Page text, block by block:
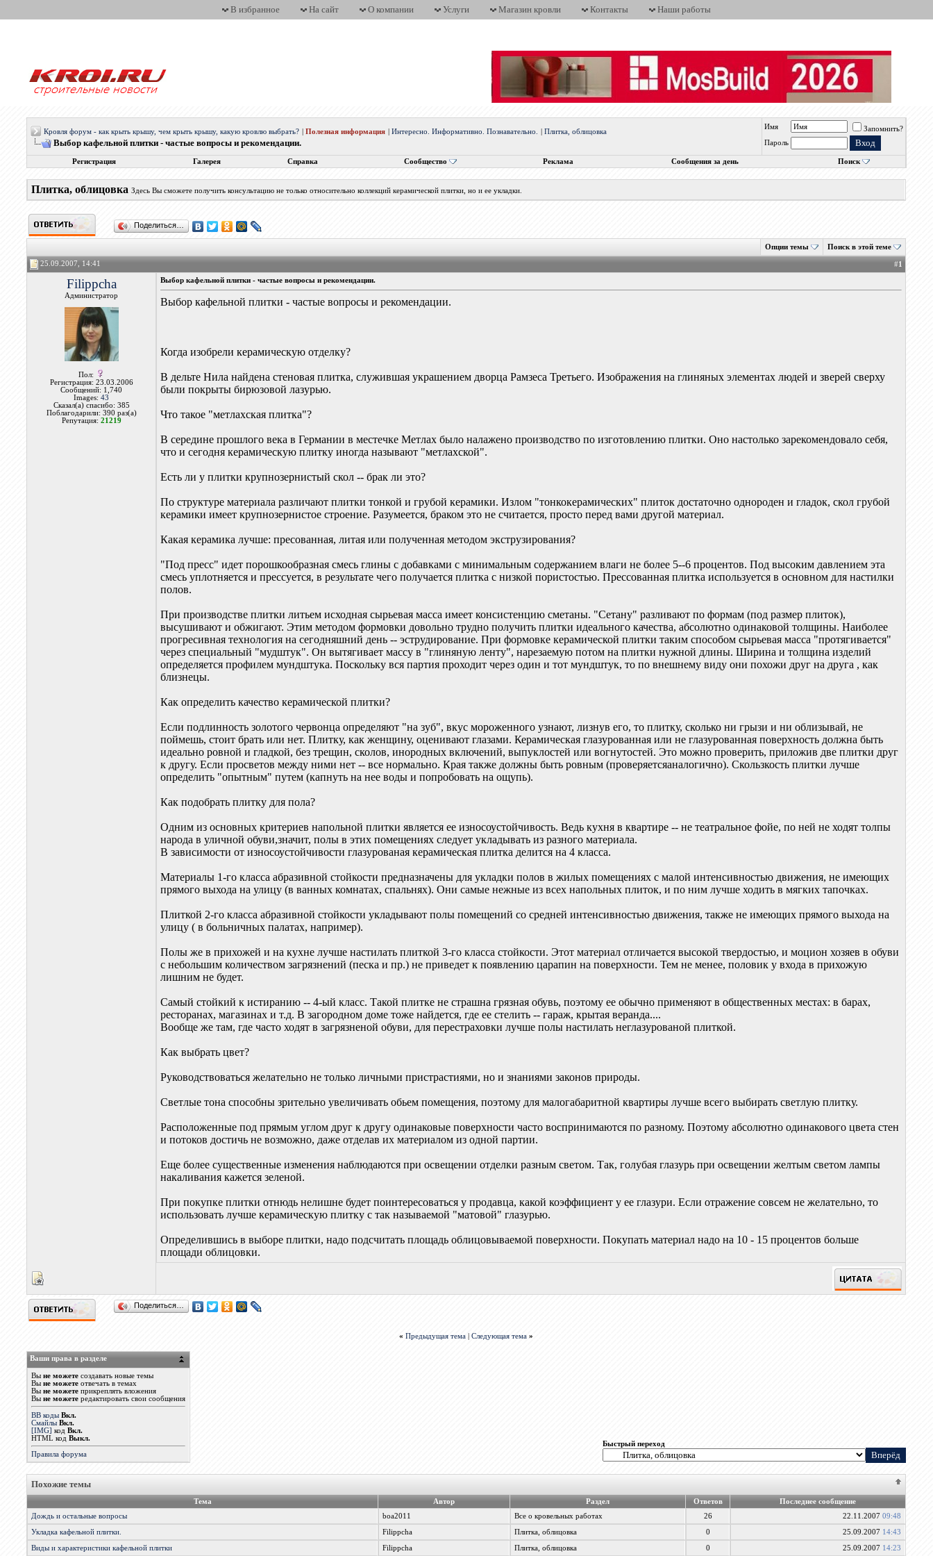
В избранное На сайт О компании Услуги Магазин кровли Контакты Наши работы
Кровля форум - как крыть крышу, чем крыть крышу, какую кровлю выбрать? |Полезная информация |Интересно. Информативно. Познавательно. |Плитка, облицовка
Выбор кафельной плитки - частые вопросы и рекомендации.
Имя
Запомнить?
Пароль
Регистрация Галерея Справка Сообщество Реклама Сообщения за день Поиск
Плитка, облицовка Здесь Вы сможете получить консультацию не только относительно коллекций керамической плитки, но и ее укладки.
Поделиться…
Опции темы Поиск в этой теме
25.09.2007, 14:41 #1
Filippcha
Администратор
Пол:
Регистрация: 23.03.2006
Сообщений: 1,740
Images:43
Сказал(а) спасибо: 385
Поблагодарили: 390 раз(а)
Репутация: 21219
Выбор кафельной плитки - частые вопросы и рекомендации.
Выбор кафельной плитки - частые вопросы и рекомендации.
Когда изобрели керамическую отделку?
В дельте Нила найдена стеновая плитка, служившая украшением дворца Рамзеса Третьего. Изображения на глиняных элементах людей и зверей сверху
были покрыты бирюзовой лазурью.
Что такое "метлахская плитка"?
В середине прошлого века в Германии в местечке Метлах было налажено производство по изготовлению плитки. Оно настолько зарекомендовало себя,
что и сегодня керамическую плитку иногда называют "метлахской".
Есть ли у плитки крупнозернистый скол -- брак ли это?
По структуре материала различают плитки тонкой и грубой керамики. Излом "тонкокерамических" плиток достаточно однороден и гладок, скол грубой
керамики имеет крупнозернистое строение. Разумеется, браком это не считается, просто перед вами другой материал.
Какая керамика лучше: пресованная, литая или полученная методом экструзирования?
"Под пресс" идет порошкообразная смесь глины с добавками с минимальным содержанием влаги не более 5--6 процентов. Под высоким давлением эта
смесь уплотняется и прессуется, в результате чего получается плитка с низкой пористостью. Прессованная плитка используется в основном для настилки
полов.
При производстве плитки литьем исходная сырьевая масса имеет консистенцию сметаны. "Сетану" разливают по формам (под размер плиток),
высушивают и обжигают. Этим методом формовки довольно трудно получить плитки идеального качества, абсолютно одинаковой толщины. Наиболее
прогресивная технология на сегодняшний день -- эструдирование. При формовке керамической плитки таким способом сырьевая масса "протягивается"
через специальный "мудштук". Он вытягивает массу в "глиняную ленту", нарезаемую потом на плитки нужной длины. Ширина и толщина изделий
определяется профилем мундштука. Поскольку вся партия проходит через один и тот мундштук, то по внешнему виду они похожи друг на друга , как
близнецы.
Как определить качество керамической плитки?
Если подлинность золотого червонца определяют "на зуб", вкус мороженного узнают, лизнув его, то плитку, сколько ни грызи и ни облизывай, не
поймешь, стоит брать или нет. Плитку, как женщину, оценивают глазами. Керамическая глазурованная или не глазурованная поверхность должна быть
идеально ровной и гладкой, без трещин, сколов, инородных включений, выпуклостей или вогнутостей. Это можно проверить, приложив две плитки друг
к другу. Если просветов между ними нет -- все нормально. Края также должны быть ровным (проверяетсяаналогично). Скользкость плитки лучше
определить "опытным" путем (капнуть на нее воды и попробовать на ощупь).
Как подобрать плитку для пола?
Одним из основных критериев напольной плитки является ее износоустойчивость. Ведь кухня в квартире -- не театральное фойе, по ней не ходят толпы
народа в уличной обуви,значит, полы в этих помещениях следует укладывать из разного материала.
В зависимости от износоустойчивости глазурованая керамическая плитка делится на 4 класса.
Материалы 1-го класса абразивной стойкости предназначены для укладки полов в жилых помещениях с малой интенсивностью движения, не имеющих
прямого выхода на улицу (в ванных комнатах, спальнях). Они самые нежные из всех напольных плиток, и по ним лучше ходить в мягких тапочках.
Плиткой 2-го класса абразивной стойкости укладывают полы помещений со средней интенсивностью движения, также не имеющих прямого выхода на
улицу ( в больничных палатах, например).
Полы же в прихожей и на кухне лучше настилать плиткой 3-го класса стойкости. Этот материал отличается высокой твердостью, и моцион хозяев в обуви
с небольшим количеством загрязнений (песка и пр.) не приведет к появлению царапин на поверхности. Тем не менее, половик у входа в прихожую
лишним не будет.
Самый стойкий к истиранию -- 4-ый класс. Такой плитке не страшна грязная обувь, поэтому ее обычно применяют в общественных местах: в барах,
ресторанах, магазинах и т.д. В загородном доме тоже найдется, где ее стелить -- гараж, крытая веранда....
Вообще же там, где часто ходят в загрязненой обуви, для перестраховки лучше полы настилать неглазурованой плиткой.
Как выбрать цвет?
Руководствоваться желательно не только личными пристрастиями, но и знаниями законов природы.
Светлые тона способны зрительно увеличивать обьем помещения, поэтому для малогабаритной квартиры лучше всего выбирать светлую плитку.
Расположенные под прямым углом друг к другу одинаковые поверхности часто воспринимаются по разному. Поэтому абсолютно одинакового цвета стен
и потоков достичь не возможно, даже отделав их материалом из одной партии.
Еще более существенные изменения наблюдаются при освещении отделки разным светом. Так, голубая глазурь при освещении желтым светом лампы
накаливания кажется зеленой.
При покупке плитки отнюдь нелишне будет поинтересоваться у продавца, какой коэффициент у ее глазури. Если отражение совсем не желательно, то
использовать лучше керамическую плитку с так называемой "матовой" глазурью.
Определившись в выборе плитки, надо подсчитать площадь облицовываемой поверхности. Покупать материал надо на 10 - 15 процентов больше
площади облицовки.
Поделиться…
« Предыдущая тема |Следующая тема »
Ваши права в разделе
Выне можете создавать новые темы
Выне можете отвечать в темах
Выне можете прикреплять вложения
Выне можете редактировать свои сообщения
BB коды Вкл.
Смайлы Вкл.
[IMG] кодВкл.
HTML кодВыкл.
Правила форума
Быстрый переход
Похожие темы
Тема Автор Раздел Ответов
Последнее сообщение
Дождь и остальные вопросы
boa2011 Все о кровельных работах 26 22.11.200709:48
Укладка кафельной плитки. Filippcha Плитка, облицовка 0 25.09.2007 14:43
Виды и характеристики кафельной плитки Filippcha Плитка, облицовка 0 25.09.2007 14:23